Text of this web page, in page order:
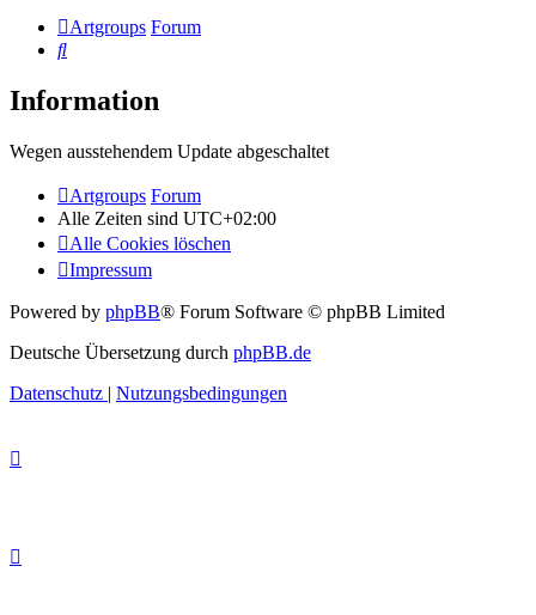
Artgroups Forum
Suche
Information
Wegen ausstehendem Update abgeschaltet
Artgroups Forum
Alle Zeiten sind UTC+02:00
Alle Cookies löschen
Impressum
Powered by phpBB® Forum Software © phpBB Limited
Deutsche Übersetzung durch phpBB.de
Datenschutz | Nutzungsbedingungen